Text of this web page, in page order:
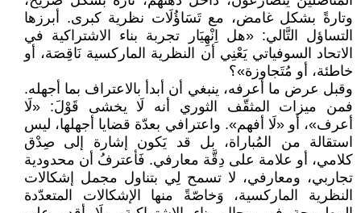
وتارةً بشكل غامض، مع تَسَاؤُلَات نظرية كبرى. أبرزها
التساؤل التَّالي: «هل اِنْهِيَار تجربة بناء الاشتراكية في
الاتحاد السوفياتي يَعْنِي أن النظرية الماركسية نَاقِصَة، أو
خاطئة، أو مُتَجاوزة»؟
وقبل عرض ما أعرفه، ينبغي أن أبدأ بالاعتراف بما أجهله.
فمن ميزات المثقّف الثوري أنه لَا يخشى قَوْلَ: «لَا
أعرف»، أو «لَا أفهم». واعترافي بعدّة قضايا أجهلها، ليس
استقالة من المُباراة، بل قد يَكون إشارة إلى صِدْق
كلامي، أو علامة على دِقَّة معارفي. فَأعترفُ أن محدودية
تجاربي، ومعارفي، لا تسمح لِي بتناول مجمل إشكالات
النظرية الماركسية، وَخاصّةً منها الإشكالات المتعدّدة